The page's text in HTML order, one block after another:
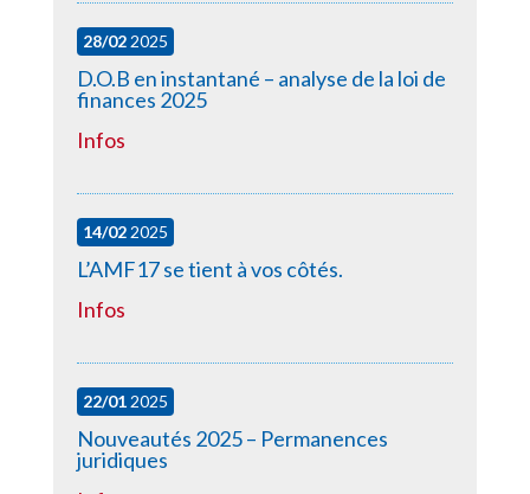
28/022025
D.O.B en instantané – analyse de la loi de
finances 2025
Infos
14/022025
L’AMF17 se tient à vos côtés.
Infos
22/012025
Nouveautés 2025 – Permanences
juridiques